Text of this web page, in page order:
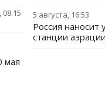
08:15
мая
5 августа, 16:53
Россия наносит
станции